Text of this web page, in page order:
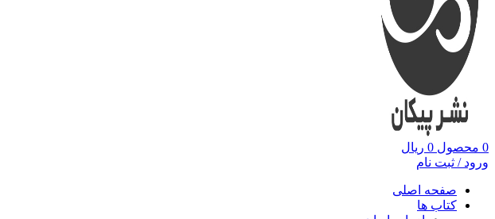
0 محصول 0 ریال
ورود / ثبت نام
صفحه اصلی
کتاب ها